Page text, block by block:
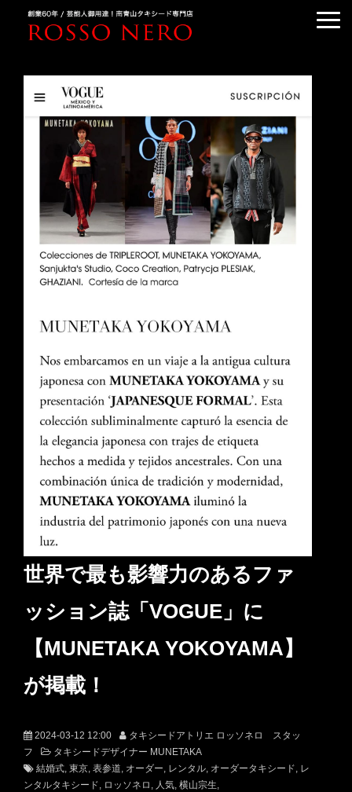
TUXEDO RANKING
KIMONO DRESS
CUSTOMER'S VOICE
COLUMN &BLOG
ABOUT US
ACCESS
世界で最も影響力のあるファ
ッション誌「VOGUE」に
【MUNETAKA YOKOYAMA】
が掲載！
2024-03-12 12:00
タキシードアトリエ ロッソネロ スタッ
フ
タキシードデザイナー MUNETAKA
結婚式 東京 表参道 オーダー レンタル オーダータキシード レ
ンタルタキシード
ロッソネロ 人気 横山宗生